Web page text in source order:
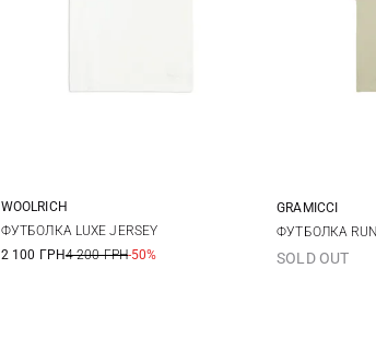
XS S
WOOLRICH
ФУТБОЛКА LUXE JERSEY
2 100 ГРН4 200 ГРН-50%
S
GRAMICCI
ФУТБОЛКА
SOLD OUT